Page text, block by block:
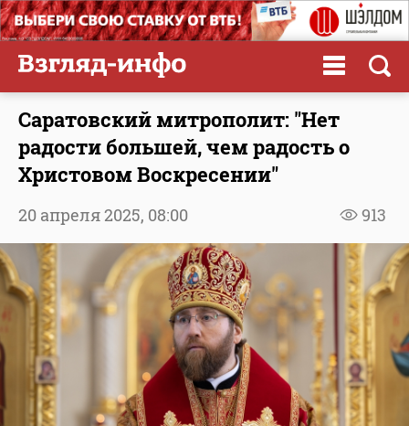
Саратовский митрополит: "Нет
радости большей, чем радость о
Христовом Воскресении"
913
20 апреля 2025, 08:00